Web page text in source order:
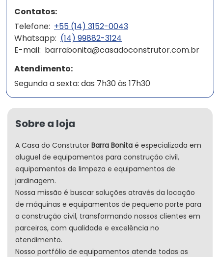
Contatos:
Telefone: +55 (14) 3152-0043
Whatsapp: (14) 99882-3124
E-mail: barrabonita@casadoconstrutor.com.br
Atendimento:
Segunda a sexta: das 7h30 às 17h30
Sobre a loja
A Casa do Construtor Barra Bonita é especializada em
aluguel de equipamentos para construção civil,
equipamentos de limpeza e equipamentos de
jardinagem.
Nossa missão é buscar soluções através da locação
de máquinas e equipamentos de pequeno porte para
a construção civil, transformando nossos clientes em
parceiros, com qualidade e excelência no
atendimento.
Nosso portfólio de equipamentos atende todas as